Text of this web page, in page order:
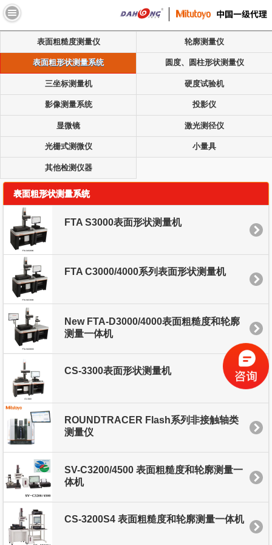
表面粗糙度测量仪 轮廓测量仪
表面粗形状测量系统 圆度、圆柱形状测量仪
三坐标测量机 硬度试验机
影像测量系统 投影仪
显微镜 激光测径仪
光栅式测微仪 小量具
其他检测仪器
表面粗形状测量系统
FTA S3000表面形状测量机
FTA C3000/4000系列表面形状测量机
New FTA-D3000/4000表面粗糙度和轮廓
测量一体机
CS-3300表面形状测量机
ROUNDTRACER Flash系列非接触轴类
测量仪
SV-C3200/4500 表面粗糙度和轮廓测量一
体机
CS-3200S4 表面粗糙度和轮廓测量一体机
//